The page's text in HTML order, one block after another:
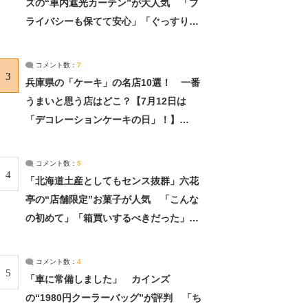
ズの“車内遮光カーテン”が大人気 「プ
ライバシーも保てて安心」「ぐっすり眠
3
コメント数： 7
兵庫県の「ケーキ」の名店10選！ 一番
うまいと思う店はどこ？【7月12日は
「デコレーションケーキの日」！】
4
コメント数： 5
「北海道土産としてもセンス抜群」六花
亭の“店舗限定”お菓子が人気 「こんな
の初めて」「箱買いするべきだった」
5
コメント数： 4
「車に常備しました」 カインズ
の“1980円クーラーバッグ”が評判 「ち